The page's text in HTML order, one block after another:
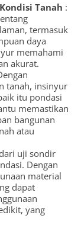
Tanah :
termasuk
daya
memahami
akurat.
tanah, insinyur
itu pondasi
memastikan
bangunan
atau
uji sondir
Dengan
material
dapat
yang